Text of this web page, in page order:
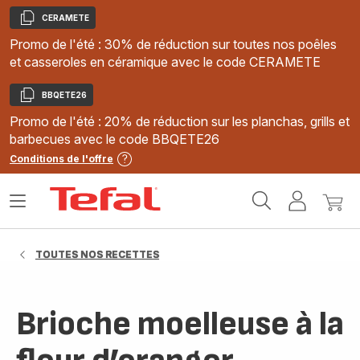
Copier
CERAMETE
Promo de l'été : 30% de réduction sur toutes nos poêles
et casseroles en céramique avec le code CERAMETE
Copier
BBQETE26
Promo de l'été : 20% de réduction sur les planchas, grills et
barbecues avec le code BBQETE26
Conditions de l'offre
MonMon
Ouvrir
TOUTES NOS RECETTES
Brioche moelleuse à la